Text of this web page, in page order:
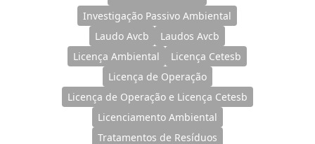
Investigação Passivo Ambiental
Laudo Avcb
Laudos Avcb
Licença Ambiental
Licença Cetesb
Licença de Operação
Licença de Operação e Licença Cetesb
Licenciamento Ambiental
Tratamentos de Resíduos